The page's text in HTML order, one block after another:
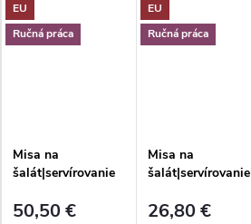
EU
Ručná práca
Misa na
šalát|servírovanie
STACKED
50,50 €
EU
Ručná práca
Misa na
šalát|servírovanie
PACIFICA, šedá
26,80 €